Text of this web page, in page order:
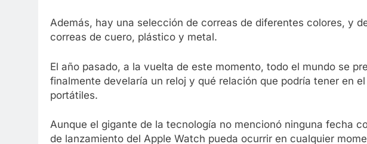
Además, hay una selección de correas de diferentes colores, y
correas de cuero, plástico y metal.
El año pasado, a la vuelta de este momento, todo el mundo se
finalmente develaría un reloj y qué relación que podría tener en
portátiles.
Aunque el gigante de la tecnología no mencionó ninguna fecha
de lanzamiento del Apple Watch pueda ocurrir en cualquier